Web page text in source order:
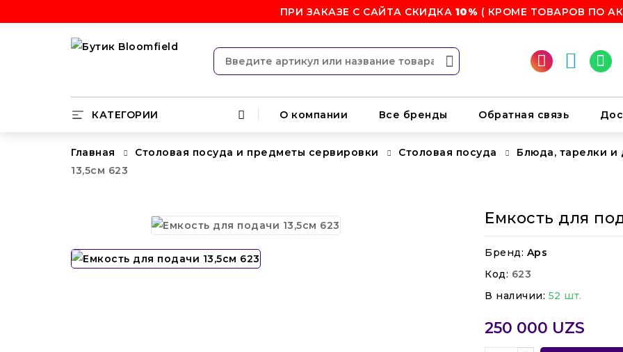
ПРИ ЗАКАЗЕ С САЙТА СКИДКА 10% ( КРОМЕ ТОВАРОВ ПО
КАТЕГОРИИ О компании Все бренды Обратная связь
Главная Столовая посуда и предметы сервировки Столовая посуда Блюда, тарелки и
13,5см 623
Емкость для
Бренд: Aps
Код: 623
В наличии: 52 шт.
250 000 UZS